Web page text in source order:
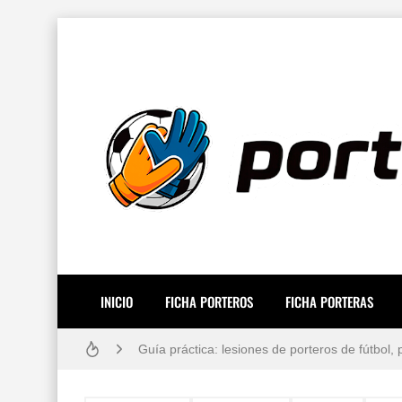
INICIO FICHA PORTEROS FICHA PORTERAS
Resiliencia en Porteros: La Guía Definitiva
Guía práctica: lesiones de porteros de
Gafas estroboscópicas para el